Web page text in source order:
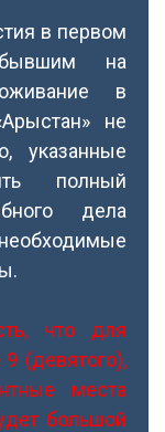
в первом
на
в
не
указанные
полный
дела
что для
(девятого),
места
большой